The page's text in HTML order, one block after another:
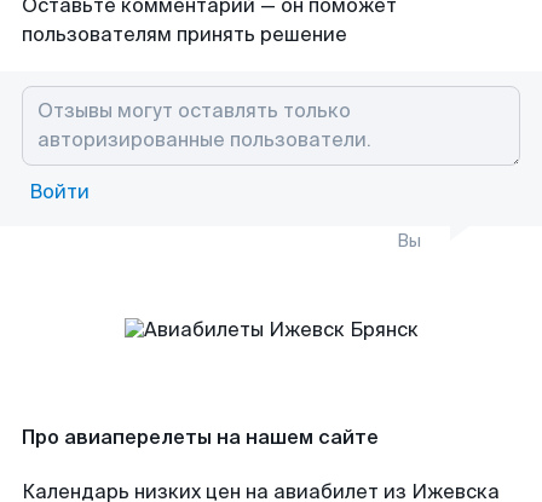
Оставьте комментарий — он поможет
пользователям принять решение
Войти
Вы
Про авиаперелеты на нашем сайте
Календарь низких цен на авиабилет из Ижевска